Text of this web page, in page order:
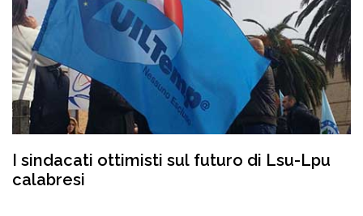
I sindacati ottimisti sul futuro di Lsu-Lpu
calabresi